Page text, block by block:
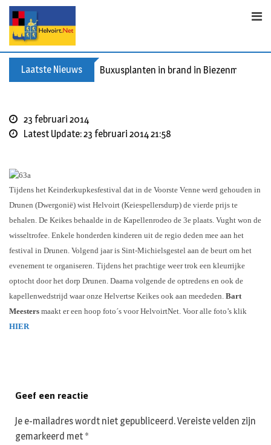
p
Laatste Nieuws Buxusplanten in brand in Biezenmortel,
23 februari 2014
Latest Update: 23 februari 2014 21:58
Tijdens het Keinderkupkesfestival dat in de Voorste Venne werd gehouden in
Drunen (Dwergonië) wist Helvoirt (Keiespellersdurp) de vierde prijs te
behalen. De Keikes behaalde in de Kapellenrodeo de 3e plaats. Vught won de
wisseltrofee. Enkele honderden kinderen uit de regio deden mee aan het
festival in Drunen. Volgend jaar is Sint-Michielsgestel aan de beurt om het
evenement te organiseren. Tijdens het prachtige weer trok een kleurrijke
optocht door het dorp Drunen. Daarna volgende de optredens en ook de
kapellenwedstrijd waar onze Helvertse Keikes ook aan meededen. Bart
Meesters maakt er een hoop foto´s voor HelvoirtNet. Voor alle foto’s klik
HIER
Geef een reactie
Je e-mailadres wordt niet gepubliceerd.Vereiste velden zijn
gemarkeerd met *